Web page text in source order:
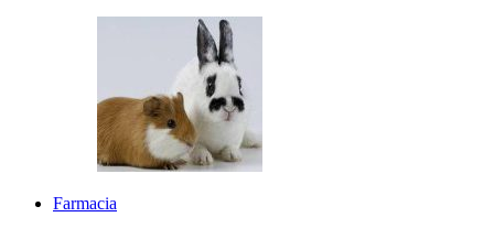
Farmacia